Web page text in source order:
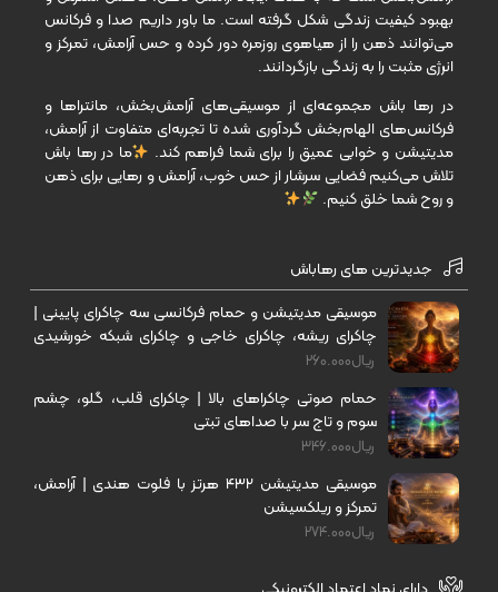
بهبود کیفیت زندگی شکل گرفته است. ما باور داریم صدا و فرکانس
می‌توانند ذهن را از هیاهوی روزمره دور کرده و حس آرامش، تمرکز و
انرژی مثبت را به زندگی بازگردانند.
در رها باش مجموعه‌ای از موسیقی‌های آرامش‌بخش، مانتراها و
فرکانس‌های الهام‌بخش گردآوری شده تا تجربه‌ای متفاوت از آرامش،
مدیتیشن و خوابی عمیق را برای شما فراهم کند.
ما در رها باش
تلاش می‌کنیم فضایی سرشار از حس خوب، آرامش و رهایی برای ذهن
و روح شما خلق کنیم.
جدیدترین های رهاباش
موسیقی مدیتیشن و حمام فرکانسی سه چاکرای پایینی |
چاکرای ریشه، چاکرای خاجی و چاکرای شبکه خورشیدی
برای رهایی از ترس، اضطراب و نگرانی
ریال260.000
حمام صوتی چاکراهای بالا | چاکرای قلب، گلو، چشم
سوم و تاج سر با صداهای تبتی
ریال346.000
موسیقی مدیتیشن ۴۳۲ هرتز با فلوت هندی | آرامش،
تمرکز و ریلکسیشن
ریال274.000